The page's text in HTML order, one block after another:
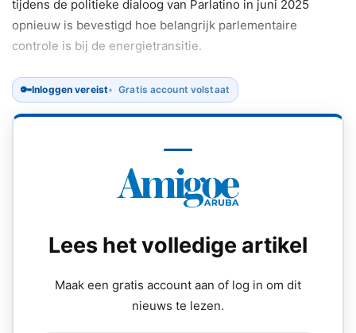
tijdens de politieke dialoog van Parlatino in juni 2025
opnieuw is bevestigd hoe belangrijk parlementaire
controle is bij de energietransitie.
🔑Inloggen vereist Gratis account volstaat
Lees het volledige artikel
Maak een gratis account aan of log in om dit
nieuws te lezen.